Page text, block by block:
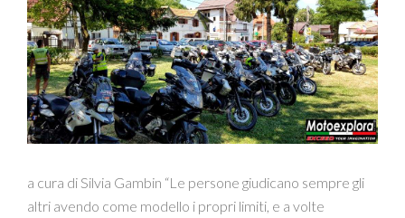
a cura di Silvia Gambin “Le persone giudicano sempre gli
altri avendo come modello i propri limiti, e a volte